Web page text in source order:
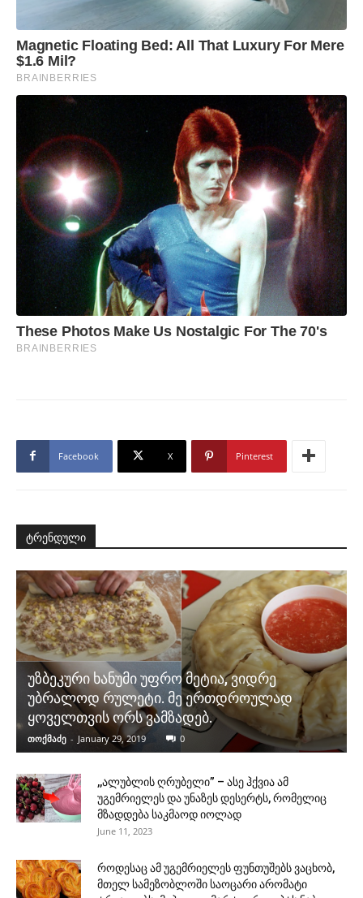
Facebook X Pinterest
ტრენდული
უზბეკური ხანუმი უფრო მეტია, ვიდრე
უბრალოდ რულეტი. მე ერთდროულად
ყოველთვის ორს ვამზადებ.
თოქმაძე - January 29, 2019 0
,,ალუბლის ღრუბელი” – ასე ჰქვია ამ
უგემრიელეს და უნაზეს დესერტს, რომელიც
მზადდება საკმაოდ იოლად
June 11, 2023
როდესაც ამ უგემრიელეს ფუნთუშებს ვაცხობ,
მთელ სამეზობლოში საოცარი არომატი